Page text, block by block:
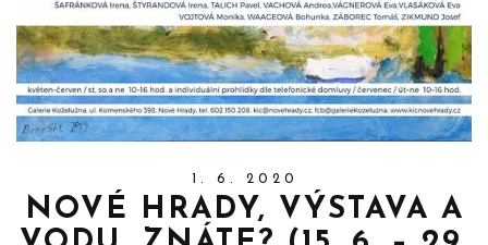
1. 6. 2020
NOVÉ HRADY, VÝSTAVA A